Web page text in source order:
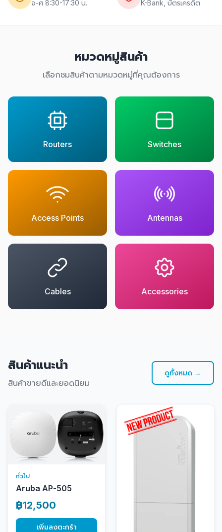
จ-ศ 8:30-17:30 น. K-Bank, บัตรเครดิต
หมวดหมู่สินค้า
เลือกชมสินค้าตามหมวดหมู่ที่คุณต้องการ
Routers Switches
Access Points Antennas
Cables Accessories
สินค้าแนะนำ
สินค้าขายดีและยอดนิยม
ดูทั้งหมด →
ทั่วไป
Aruba AP-505
฿12,500
เพิ่มลงตะกร้า